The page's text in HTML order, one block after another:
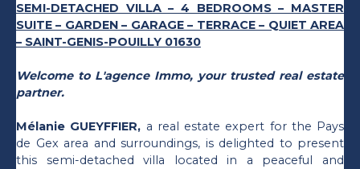
SEMI-DETACHED VILLA – 4 BEDROOMS – MASTER
SUITE – GARDEN – GARAGE – TERRACE – QUIET AREA
– SAINT-GENIS-POUILLY 01630
Welcome to L'agence Immo, your trusted real estate
partner.
Mélanie GUEYFFIER, a real estate expert for the Pays
de Gex area and surroundings, is delighted to present
this semi-detached villa located in a peaceful and